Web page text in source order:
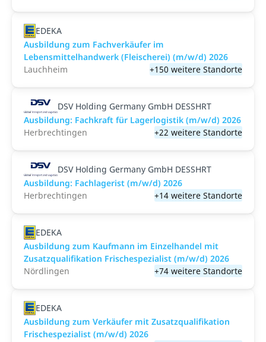
EDEKA
Ausbildung zum Fachverkäufer im
Lebensmittelhandwerk (Fleischerei) (m/w/d) 2026
Lauchheim
+150 weitere Standorte
DSV Holding Germany GmbH DESSHRT
Ausbildung: Fachkraft für Lagerlogistik (m/w/d) 2026
Herbrechtingen
+22 weitere Standorte
DSV Holding Germany GmbH DESSHRT
Ausbildung: Fachlagerist (m/w/d) 2026
Herbrechtingen
+14 weitere Standorte
EDEKA
Ausbildung zum Kaufmann im Einzelhandel mit
Zusatzqualifikation Frischespezialist (m/w/d) 2026
Nördlingen
+74 weitere Standorte
EDEKA
Ausbildung zum Verkäufer mit Zusatzqualifikation
Frischespezialist (m/w/d) 2026